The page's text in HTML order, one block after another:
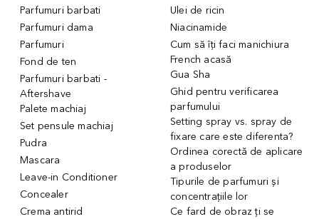
Parfumuri barbati
Parfumuri dama
Parfumuri
Fond de ten
Parfumuri barbati -
Aftershave
Palete machiaj
Set pensule machiaj
Pudra
Mascara
Leave-in Conditioner
Concealer
Crema antirid
Ulei de ricin
Niacinamide
Cum să îți faci manichiura
French acasă
Gua Sha
Ghid pentru verificarea
parfumului
Setting spray vs. spray de
fixare care este diferenta?
Ordinea corectă de aplicare
a produselor
Tipurile de parfumuri și
concentrațiile lor
Ce fard de obraz ți se